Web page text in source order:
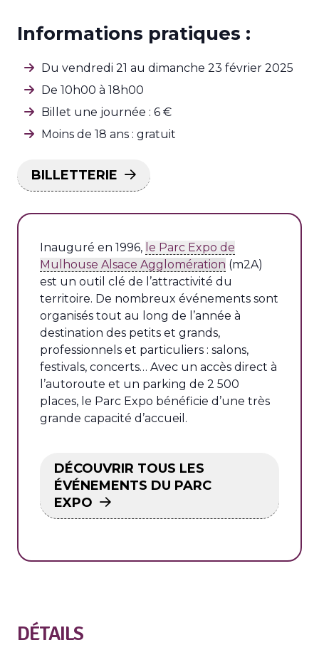
Informations pratiques :
Du vendredi 21 au dimanche 23 février 2025
De 10h00 à 18h00
Billet une journée : 6 €
Moins de 18 ans : gratuit
BILLETTERIE
Inauguré en 1996, le Parc Expo de
Mulhouse Alsace Agglomération (m2A)
est un outil clé de l’attractivité du
territoire. De nombreux événements sont
organisés tout au long de l’année à
destination des petits et grands,
professionnels et particuliers : salons,
festivals, concerts… Avec un accès direct à
l’autoroute et un parking de 2 500
places, le Parc Expo bénéficie d’une très
grande capacité d’accueil.
DÉCOUVRIR TOUS LES
ÉVÉNEMENTS DU PARC
EXPO
DÉTAILS